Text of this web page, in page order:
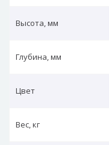
Высота, мм
Глубина, мм
Цвет
Вес, кг